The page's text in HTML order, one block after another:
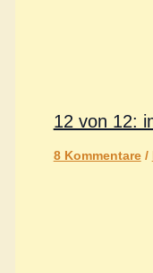
12 von 12:
8 Kommentare /